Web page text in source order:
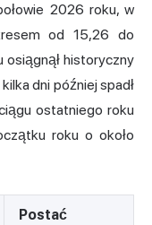
2026 roku, w
od 15,26 do
historyczny
dni później spadł
ostatniego roku
roku o około
Postać